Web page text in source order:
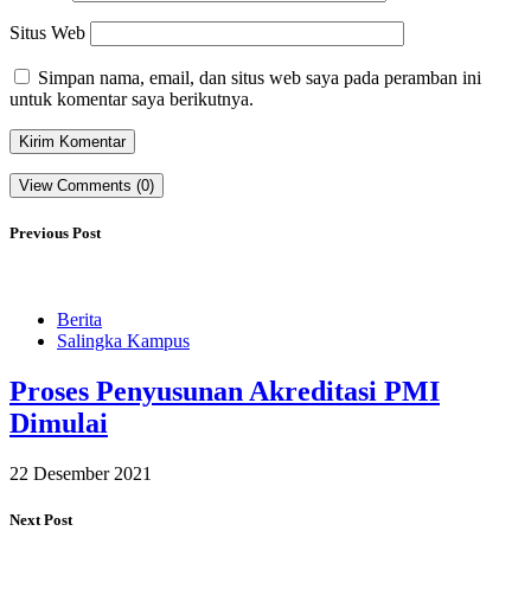
Situs Web
Simpan nama, email, dan situs web saya pada peramban ini
untuk komentar saya berikutnya.
View Comments (0)
Previous Post
Berita
Salingka Kampus
Proses Penyusunan Akreditasi PMI
Dimulai
22 Desember 2021
Next Post